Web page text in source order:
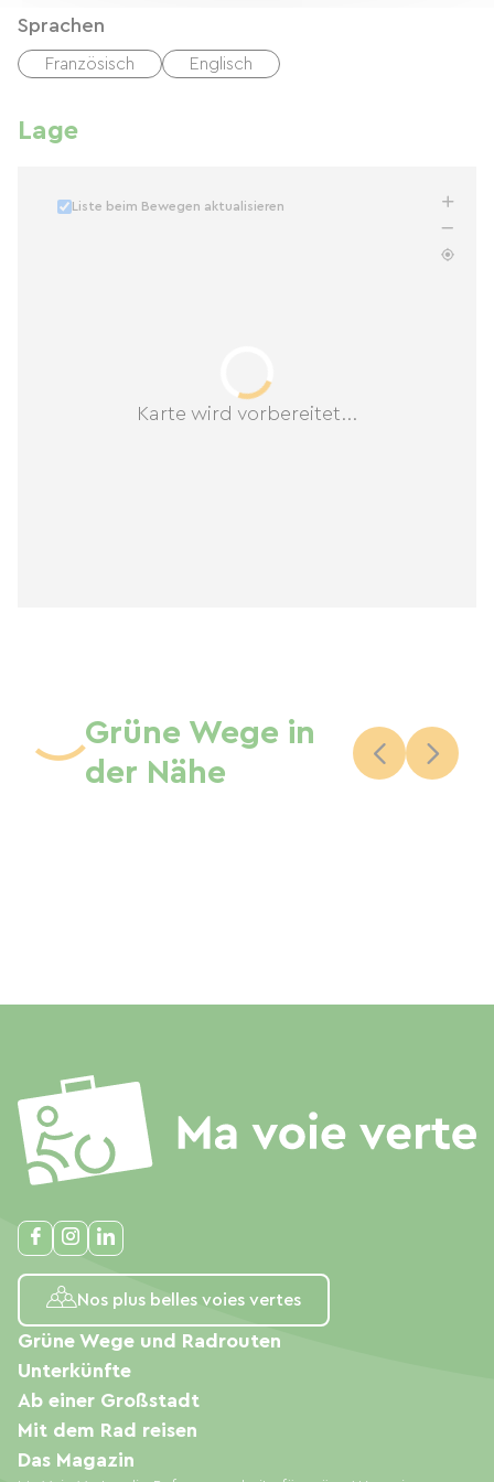
Sprachen
Französisch Englisch
Lage
Karte wird vorbereitet...
Liste beim Bewegen aktualisieren
Grüne Wege in
der Nähe
Nos plus belles voies vertes
Grüne Wege und Radrouten
Unterkünfte
Ab einer Großstadt
Mit dem Rad reisen
Das Magazin